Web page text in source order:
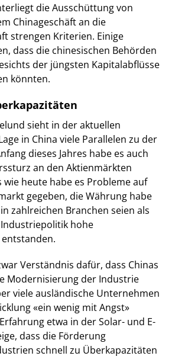
die Ausschüttung von
Chinageschäft an die
strengen Kriterien. Einige
dass die chinesischen Behörden
der jüngsten Kapitalabflüsse
könnten.
sieht in der aktuellen
in China viele Parallelen zu der
dieses Jahres habe es auch
an den Aktienmärkten
wie heute habe es Probleme auf
gegeben, die Währung habe
zahlreichen Branchen seien als
hohe
Verständnis dafür, dass Chinas
Modernisierung der Industrie
viele ausländische Unternehmen
«ein wenig mit Angst»
etwa in der Solar- und E-
dass die Förderung
schnell zu Überkapazitäten